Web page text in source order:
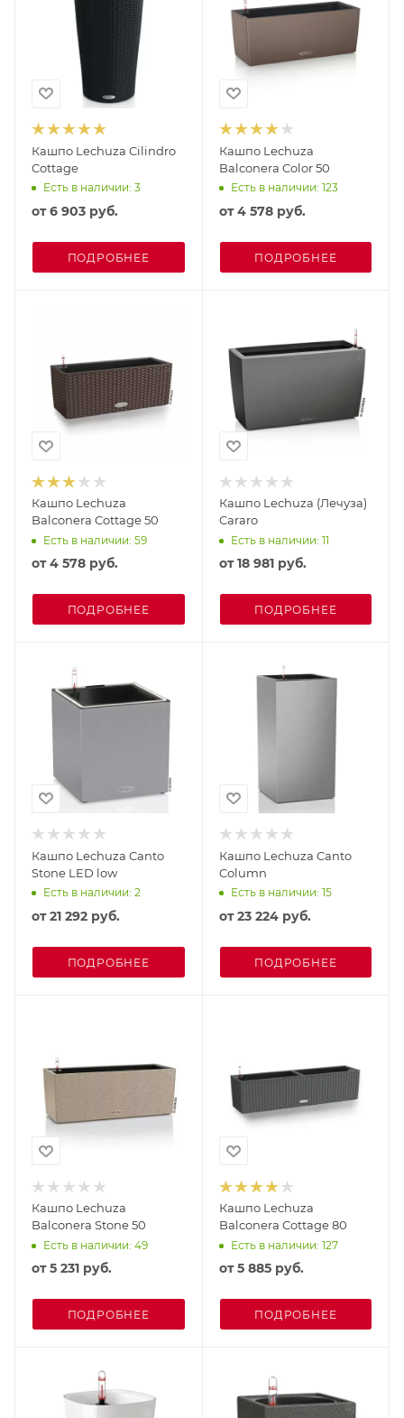
Кашпо Lechuza Cilindro
Cottage
Есть в наличии: 3
от6 903 руб.
ПОДРОБНЕЕ
Кашпо Lechuza
Balconera Color 50
Есть в наличии: 123
от4 578 руб.
ПОДРОБНЕЕ
Кашпо Lechuza
Balconera Cottage 50
Есть в наличии: 59
от4 578 руб.
ПОДРОБНЕЕ
Кашпо Lechuza (Лечуза)
Cararo
Есть в наличии: 11
от18 981 руб.
ПОДРОБНЕЕ
Кашпо Lechuza Canto
Stone LED low
Есть в наличии: 2
от21 292 руб.
ПОДРОБНЕЕ
Кашпо Lechuza Canto
Column
Есть в наличии: 15
от23 224 руб.
ПОДРОБНЕЕ
Кашпо Lechuza
Balconera Stone 50
Есть в наличии: 49
от5 231 руб.
ПОДРОБНЕЕ
Кашпо Lechuza
Balconera Cottage 80
Есть в наличии: 127
от5 885 руб.
ПОДРОБНЕЕ